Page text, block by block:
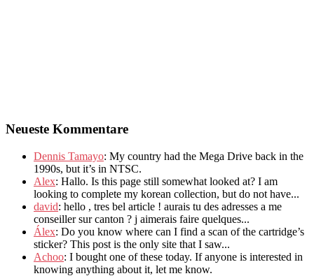
Neueste Kommentare
Dennis Tamayo: My country had the Mega Drive back in the
1990s, but it’s in NTSC.
Alex: Hallo. Is this page still somewhat looked at? I am
looking to complete my korean collection, but do not have...
david: hello , tres bel article ! aurais tu des adresses a me
conseiller sur canton ? j aimerais faire quelques...
Álex: Do you know where can I find a scan of the cartridge’s
sticker? This post is the only site that I saw...
Achoo: I bought one of these today. If anyone is interested in
knowing anything about it, let me know.